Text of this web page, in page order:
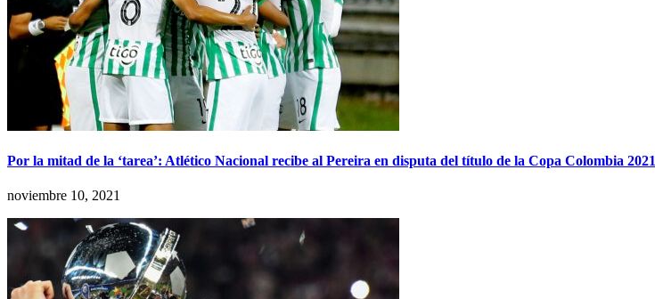
Por la mitad de la ‘tarea’: Atlético Nacional recibe al Pereira en disputa del título de la Copa Colombia 2021
noviembre 10, 2021